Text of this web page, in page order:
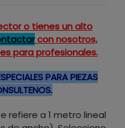
o tienes un alto
con nosotros,
para profesionales.
PARA PIEZAS
refiere a 1 metro lineal